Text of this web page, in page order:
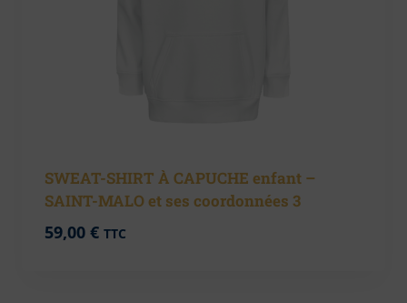
SWEAT-SHIRT À CAPUCHE enfant –
SAINT-MALO et ses coordonnées 3
59,00 € TTC